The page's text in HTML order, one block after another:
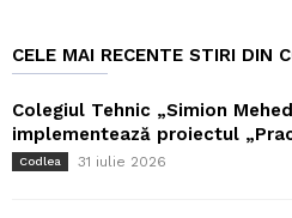
CELE MAI RECENTE STIRI DIN
Colegiul Tehnic „Simion
implementează proiectul
Codlea 31 iulie 2026